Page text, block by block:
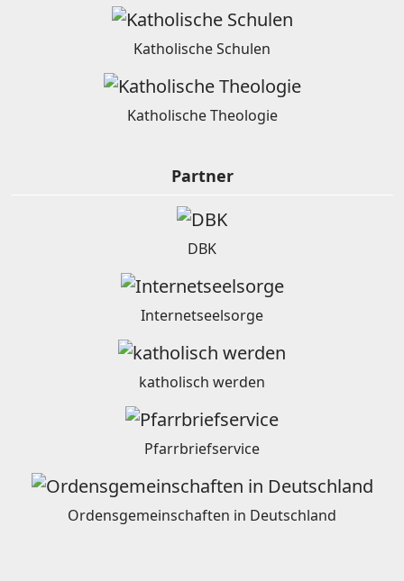
Katholische Schulen
Katholische Theologie
Partner
DBK
Internetseelsorge
katholisch werden
Pfarrbriefservice
Ordensgemeinschaften in Deutschland